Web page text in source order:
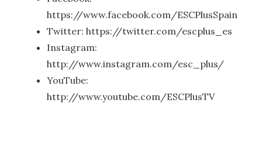
https://www.facebook.com/ESCPlusSpain
Twitter: https://twitter.com/escplus_es
Instagram:
http://www.instagram.com/esc_plus/
YouTube:
http://www.youtube.com/ESCPlusTV